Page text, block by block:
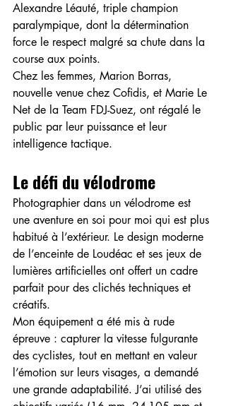
Alexandre Léauté, triple champion
paralympique, dont la détermination
force le respect malgré sa chute dans la
course aux points.
Chez les femmes, Marion Borras,
nouvelle venue chez Cofidis, et Marie Le
Net de la Team FDJ-Suez, ont régalé le
public par leur puissance et leur
intelligence tactique.
Le défi du vélodrome
Photographier dans un vélodrome est
une aventure en soi pour moi qui est plus
habitué à l’extérieur. Le design moderne
de l’enceinte de Loudéac et ses jeux de
lumières artificielles ont offert un cadre
parfait pour des clichés techniques et
créatifs.
Mon équipement a été mis à rude
épreuve : capturer la vitesse fulgurante
des cyclistes, tout en mettant en valeur
l’émotion sur leurs visages, a demandé
une grande adaptabilité. J’ai utilisé des